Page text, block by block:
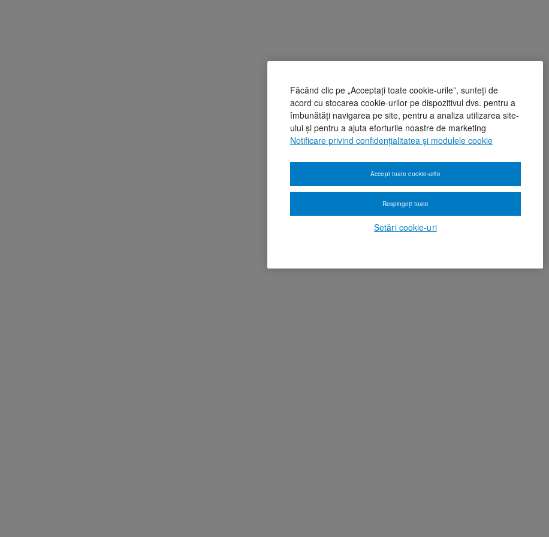
Făcând clic pe „Acceptați toate cookie-urile”, sunteți de
acord cu stocarea cookie-urilor pe dispozitivul dvs. pentru a
îmbunătăți navigarea pe site, pentru a analiza utilizarea site-
ului și pentru a ajuta eforturile noastre de marketing
Notificare privind confidențialitatea și modulele cookie
Setări cookie-uri
Respingeți toate
Accept toate cookie-urile